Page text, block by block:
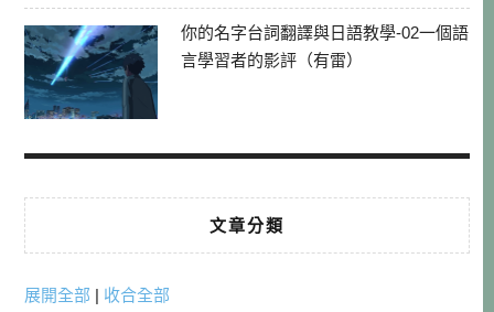
你的名字台詞翻譯與日語教學-02一個語
言學習者的影評（有雷）
文章分類
展開全部 | 收合全部